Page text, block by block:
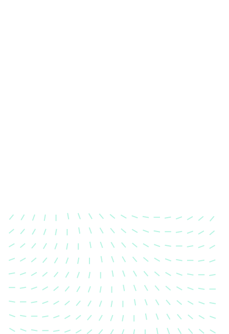
Karosserievermessung
Unsere exakte Karosserievermessung stellt sicher,
dass Ihre Fahrzeugkarosserie nach einem Unfall
wieder in ihren ursprünglichen Zustand gebracht
wird.